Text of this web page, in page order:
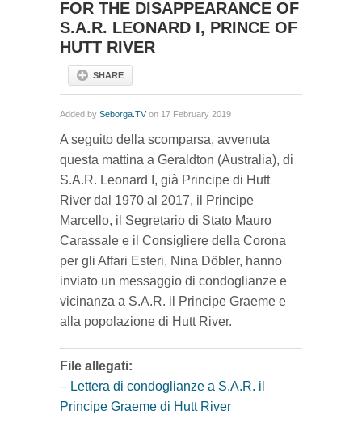
FOR THE DISAPPEARANCE OF
S.A.R. LEONARD I, PRINCE OF
HUTT RIVER
SHARE
Added by Seborga.TV on 17 February 2019
A seguito della scomparsa, avvenuta
questa mattina a Geraldton (Australia), di
S.A.R. Leonard I, già Principe di Hutt
River dal 1970 al 2017, il Principe
Marcello, il Segretario di Stato Mauro
Carassale e il Consigliere della Corona
per gli Affari Esteri, Nina Döbler, hanno
inviato un messaggio di condoglianze e
vicinanza a S.A.R. il Principe Graeme e
alla popolazione di Hutt River.
File allegati:
– Lettera di condoglianze a S.A.R. il
Principe Graeme di Hutt River